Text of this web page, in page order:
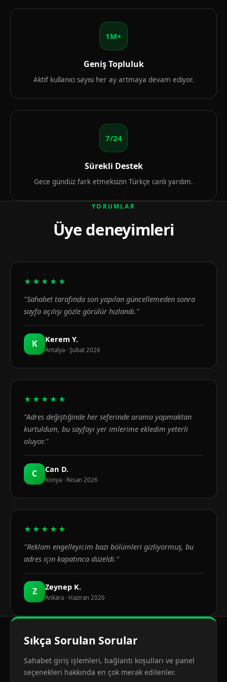
1M+
Geniş Topluluk
Aktif kullanıcı sayısı her ay artmaya devam ediyor.
7/24
Sürekli Destek
Gece gündüz fark etmeksizin Türkçe canlı yardım.
YORUMLAR
Üye deneyimleri
★★★★★
"Sahabet tarafında son yapılan güncellemeden sonra
sayfa açılışı gözle görülür hızlandı."
K Kerem Y.
Antalya · Şubat 2026
★★★★★
"Adres değiştiğinde her seferinde arama yapmaktan
kurtuldum, bu sayfayı yer imlerime ekledim yeterli
oluyor."
C Can D.
Konya · Nisan 2026
★★★★★
"Reklam engelleyicim bazı bölümleri gizliyormuş, bu
adres için kapatınca düzeldi."
Z Zeynep K.
Ankara · Haziran 2026
Sıkça Sorulan Sorular
Sahabet giriş işlemleri, bağlantı koşulları ve panel
seçenekleri hakkında en çok merak edilenler.